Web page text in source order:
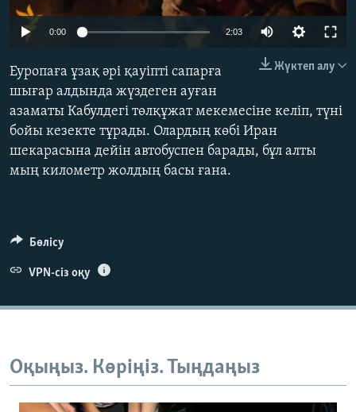
ЖАЗЫЛЫҢЫЗ
Басқа тілдерде
0:00 2:03
Жүктеп алу
Еуропаға ұзақ әрі қауіпті сапарға
шығар алдында жүздеген ауған
азаматы Кабулдегі төлқұжат мекемесіне келіп, түні
бойы кезекте тұрады. Олардың көбі Иран
шекарасына дейін автобуспен барады, бұл алты
мың километр жолдың басы ғана.
Бөлісу
VPN-сіз оқу
Оқыңыз. Көріңіз. Тыңдаңыз